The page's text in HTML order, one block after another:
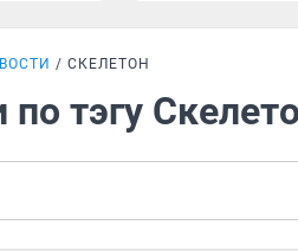
СКЕЛЕТОН
по тэгу